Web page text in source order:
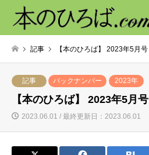
記事 【本のひろば】 2023年5月号
記事 バックナンバー 2023年
【本のひろば】 2023年5月号
2023.06.01 / 最終更新日：2023.06.01